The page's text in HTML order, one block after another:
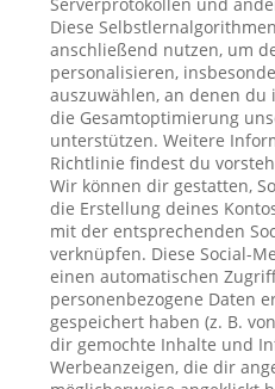
Diese
anschließend nutzen, um
personalisieren,
auszuwählen, an denen
die Gesamtoptimierung
unterstützen. Weitere
Richtlinie findest du
Wir können dir gestatten,
die Erstellung deines
mit der entsprechenden
verknüpfen. Diese Social-
einen automatischen
personenbezogene Daten
gespeichert haben (z. B.
dir gemochte Inhalte und
Werbeanzeigen, die dir